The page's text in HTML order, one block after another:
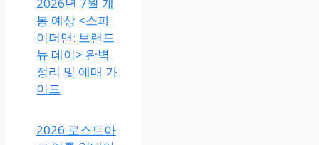
봉 예상 <스파
이더맨: 브랜드
뉴 데이> 완벽
정리 및 예매 가
이드
2026 로스트아